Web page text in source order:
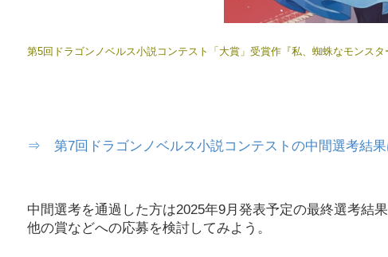
第5回ドラゴンノベルス小説コンテスト「大賞」受賞作『私、蜘蛛なモンス
⇒ 第7回ドラゴンノベルス小説コンテストの中間選考結果
中間選考を通過した方は2025年9月発表予定の最終選考結
他の賞などへの応募を検討してみよう。